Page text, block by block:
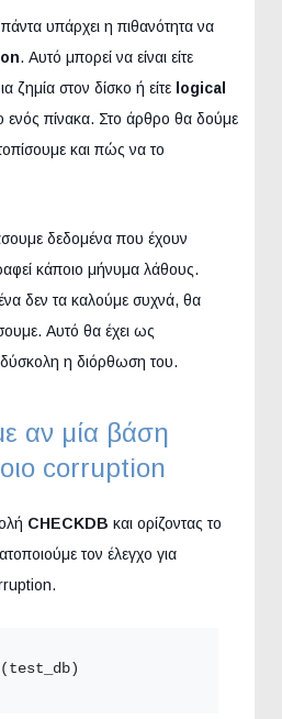
υπάρχει η πιθανότητα να
. Αυτό μπορεί να είναι είτε
ζημία στον δίσκο ή είτε logical
ενός πίνακα. Στο άρθρο θα δούμε
και πώς να το
δεδομένα που έχουν
κάποιο μήνυμα λάθους.
δεν τα καλούμε συχνά, θα
Αυτό θα έχει ως
δύσκολη η διόρθωση του.
αν μία βάση
corruption
CHECKDB και ορίζοντας το
τον έλεγχο για
(test_db)